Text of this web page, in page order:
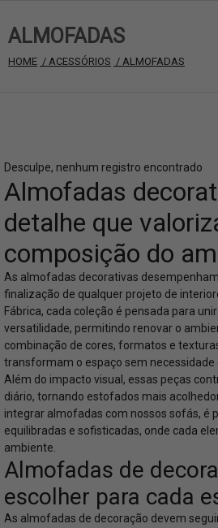
ALMOFADAS
HOME / ACESSÓRIOS / ALMOFADAS
Desculpe, nenhum registro encontrado
Almofadas
detalhe que
composição do
As almofadas decorativas
finalização de qualquer projeto de
Fábrica, cada coleção é pensada para
versatilidade, permitindo renovar o
combinação de cores, formatos e
transformam o espaço sem necessidade
Além do impacto visual, essas peças
diário, tornando estofados mais
integrar almofadas com nossos sofás, é
equilibradas e sofisticadas, onde cada
ambiente.
Almofadas de
escolher para cada
As almofadas de decoração devem